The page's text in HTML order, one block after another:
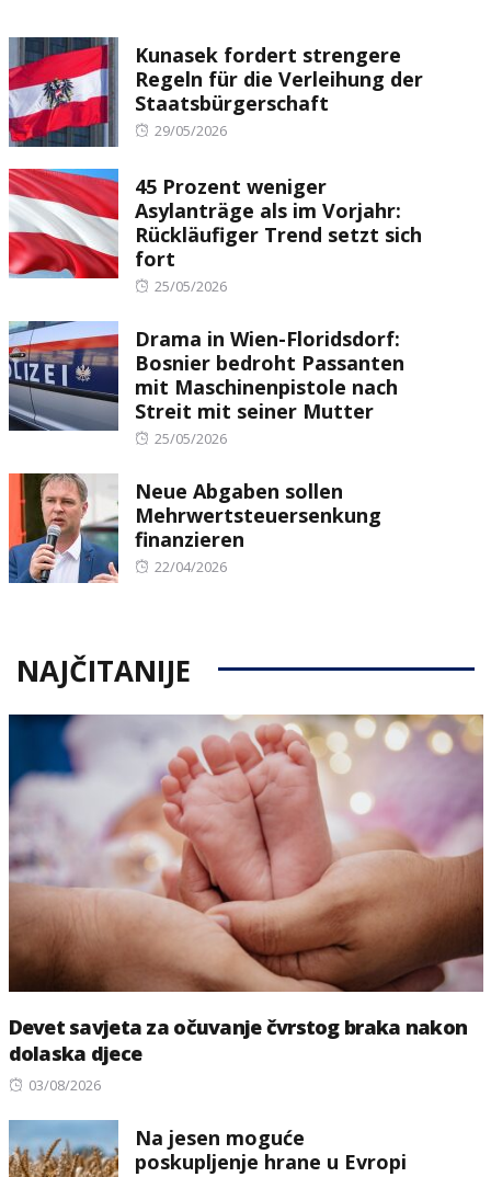
Kunasek fordert strengere
Regeln für die Verleihung der
Staatsbürgerschaft
Posted
29/05/2026
45 Prozent weniger
Asylanträge als im Vorjahr:
Rückläufiger Trend setzt sich
fort
Posted
25/05/2026
Drama in Wien-Floridsdorf:
Bosnier bedroht Passanten
mit Maschinenpistole nach
Streit mit seiner Mutter
Posted
25/05/2026
Neue Abgaben sollen
Mehrwertsteuersenkung
finanzieren
Posted
22/04/2026
NAJČITANIJE
Devet savjeta za očuvanje čvrstog braka nakon
dolaska djece
Posted
03/08/2026
Na jesen moguće
poskupljenje hrane u Evropi